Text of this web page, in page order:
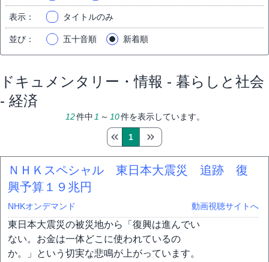
表示 ： タイトルのみ
並び ： 五十音順 新着順
ドキュメンタリー・情報 - 暮らしと社会
- 経済
12件中 1 ～ 10件を表示しています。
1
ＮＨＫスペシャル 東日本大震災 追跡 復
興予算１９兆円
NHKオンデマンド 動画視聴サイトへ
東日本大震災の被災地から「復興は進んでい
ない。お金は一体どこに使われているの
か。」という切実な悲鳴が上がっています。